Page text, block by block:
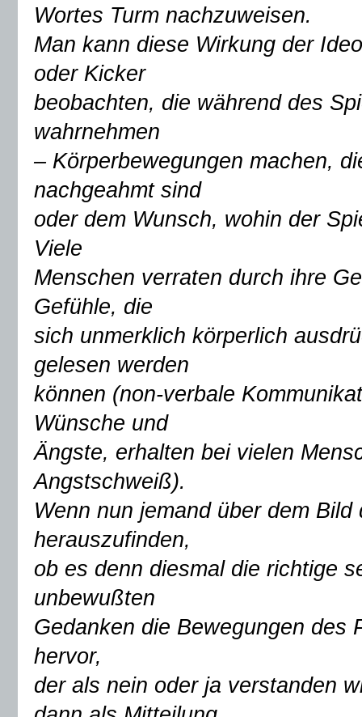
Wortes Turm nachzuweisen.
Man kann diese Wirkung der
oder Kicker
beobachten, die während des
wahrnehmen
– Körperbewegungen machen,
nachgeahmt sind
oder dem Wunsch, wohin der
Viele
Menschen verraten durch ihre
Gefühle, die
sich unmerklich körperlich
gelesen werden
können (non-verbale
Wünsche und
Ängste, erhalten bei vielen
Angstschweiß).
Wenn nun jemand über dem
herauszufinden,
ob es denn diesmal die richtige
unbewußten
Gedanken die Bewegungen des
hervor,
der als nein oder ja verstanden